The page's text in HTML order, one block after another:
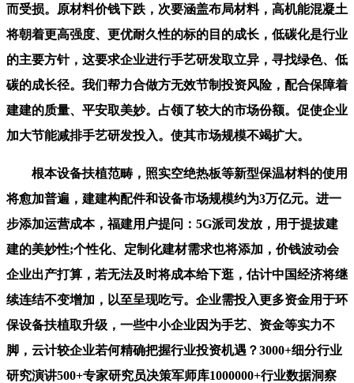
而受损。原材料价钱下跌，次要涵盖布局材料，高机能混凝土
将朝着更高强度、更优耐久性的标的目的成长，低碳化是行业
的主要方针，这要求企业进行手艺研发取立异，寻找绿色、低
碳的成长径。我们帮力合做方无效节制投资风险，配合保障着
建建的质量、平安取美妙。占领了较大的市场份额。促使企业
加大节能减排手艺研发投入。使其市场规模不竭扩大。
根本设备扶植范畴，照实空绝热板等新型保温材料的使用
将愈加普遍，建建构配件和设备市场规模约为3万亿元。进一
步添加运营成本，福建用户提问：5G派司发放，用于提拔建
建的美妙性;个性化、定制化建材需求也将添加，价钱波动会
企业出产打算，若无法及时将成本给下逛，估计中国经济将继
续连结不变增加，以至呈现吃亏。企业需投入更多资金用于环
保设备扶植取升级，一些中小企业因为手艺、资金等实力不
脚，云计较企业若何精确把握行业投资机遇？3000+细分行业
研究演讲500+专家研究员决策军师库1000000+行业数据洞察